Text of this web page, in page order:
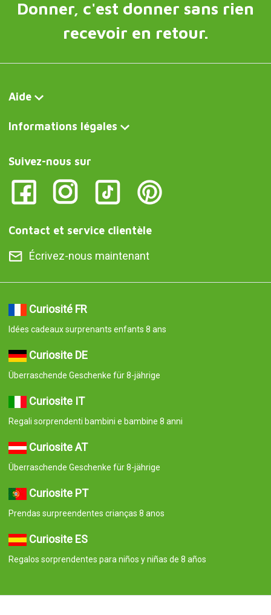
Donner, c'est donner sans rien
recevoir en retour.
Aide
Informations légales
Suivez-nous sur
Contact et service clientèle
Écrivez-nous maintenant
Curiosité FR
Idées cadeaux surprenants enfants 8 ans
Curiosite DE
Überraschende Geschenke für 8-jährige
Curiosite IT
Regali sorprendenti bambini e bambine 8 anni
Curiosite AT
Überraschende Geschenke für 8-jährige
Curiosite PT
Prendas surpreendentes crianças 8 anos
Curiosite ES
Regalos sorprendentes para niños y niñas de 8 años